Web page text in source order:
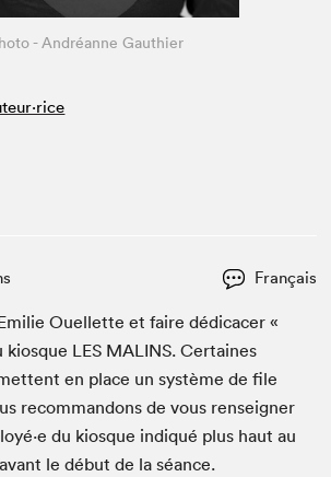
- Andréanne Gauthier
Français
Ouel­lette et faire dédi­cac­er «
kiosque LES MALINS. Cer­taines
en place un sys­tème de file
recom­man­dons de vous ren­seign­er
du kiosque indiqué plus haut au
le début de la séance.